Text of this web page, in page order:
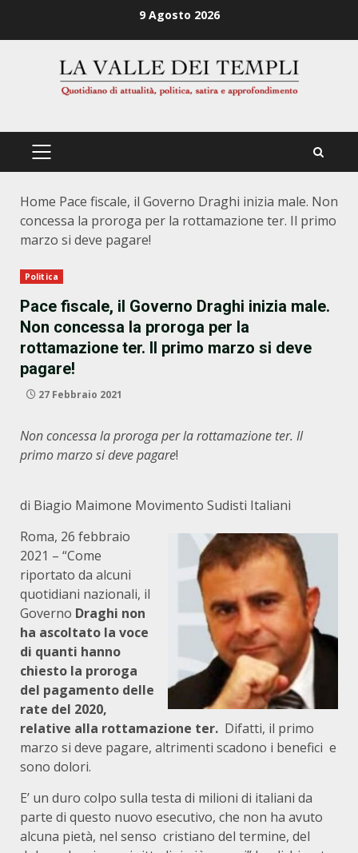
9 Agosto 2026
PRIMÄRES
Home Pace fiscale, il Governo Draghi inizia male. Non
concessa la proroga per la rottamazione ter. Il primo
marzo si deve pagare!
Politica
Pace fiscale, il Governo Draghi inizia male.
Non concessa la proroga per la
rottamazione ter. Il primo marzo si deve
pagare!
27 Febbraio 2021
Non concessa la proroga per la rottamazione ter. Il
primo marzo si deve pagare!
di Biagio Maimone Movimento Sudisti Italiani
Roma, 26 febbraio
2021 – “Come
riportato da alcuni
quotidiani nazionali, il
Governo Draghi non
ha ascoltato la voce
di quanti hanno
chiesto la proroga
del pagamento delle
rate del 2020,
relative alla rottamazione ter. Difatti, il primo
marzo si deve pagare, altrimenti scadono i benefici e
sono dolori.
E’ un duro colpo sulla testa di milioni di italiani da
parte di questo nuovo esecutivo, che non ha avuto
alcuna pietà, nel senso cristiano del termine, del